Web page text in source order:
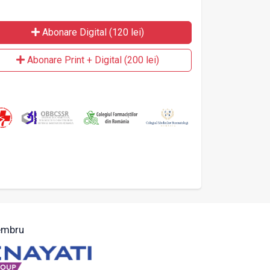
Abonare Digital (120 lei)
Abonare Print + Digital (200 lei)